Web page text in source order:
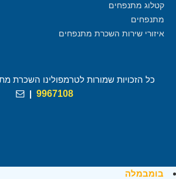
קטלוג מתנפחים
מתנפחים
איזורי שירות השכרת מתנפחים
כל הזכויות שמורות לטרמפולינו השכרת
9967108
|
בומבמלה